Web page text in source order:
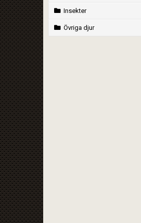
Insekter
Övriga djur